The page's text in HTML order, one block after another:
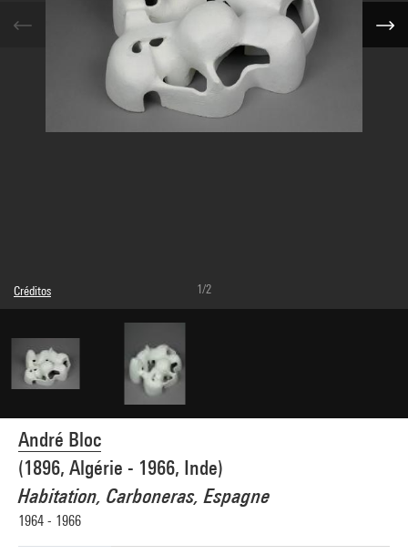
André Bloc
(1896, Algérie - 1966, Inde)
Habitation, Carboneras, Espagne
1964 - 1966
Créditos
© droits réservés
Créditos fotográficos : Centre Pompidou, MNAM-CCI/Bertrand Prévost/Dist.
GrandPalaisRmn
Referencia de la imagen : 4N25589
Difusión de la imagen :
GrandPalaisRmnPhoto
1/2